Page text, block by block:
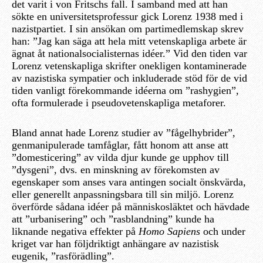
det varit i von Fritschs fall. I samband med att han
sökte en universitetsprofessur gick Lorenz 1938 med i
nazistpartiet. I sin ansökan om partimedlemskap skrev
han: ”Jag kan säga att hela mitt vetenskapliga arbete är
ägnat åt nationalsocialisternas idéer.” Vid den tiden var
Lorenz vetenskapliga skrifter onekligen kontaminerade
av nazistiska sympatier och inkluderade stöd för de vid
tiden vanligt förekommande idéerna om ”rashygien”,
ofta formulerade i pseudovetenskapliga metaforer.
Bland annat hade Lorenz studier av ”fågelhybrider”,
genmanipulerade tamfåglar, fått honom att anse att
”domesticering” av vilda djur kunde ge upphov till
”dysgeni”, dvs. en minskning av förekomsten av
egenskaper som anses vara antingen socialt önskvärda,
eller generellt anpassningsbara till sin miljö. Lorenz
överförde sådana idéer på människosläktet och hävdade
att ”urbanisering” och ”rasblandning” kunde ha
liknande negativa effekter påHomo Sapiens och under
kriget var han följdriktigt anhängare av nazistisk
eugenik, ”rasförädling”.